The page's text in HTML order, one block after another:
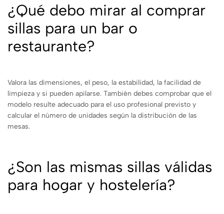
¿Qué debo mirar al comprar
sillas para un bar o
restaurante?
Valora las dimensiones, el peso, la estabilidad, la facilidad de
limpieza y si pueden apilarse. También debes comprobar que el
modelo resulte adecuado para el uso profesional previsto y
calcular el número de unidades según la distribución de las
mesas.
¿Son las mismas sillas válidas
para hogar y hostelería?